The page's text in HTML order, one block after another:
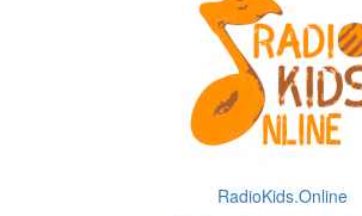
RadioKids.Online